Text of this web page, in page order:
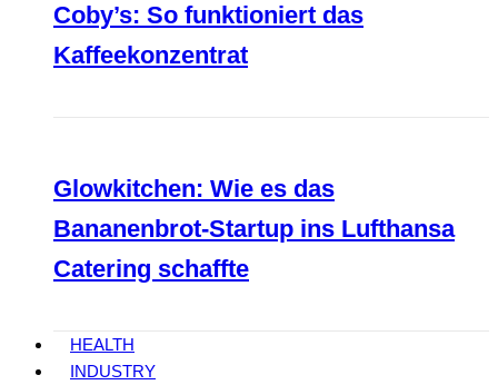
Coby’s: So funktioniert das
Kaffeekonzentrat
Glowkitchen: Wie es das
Bananenbrot-Startup ins Lufthansa
Catering schaffte
HEALTH
INDUSTRY